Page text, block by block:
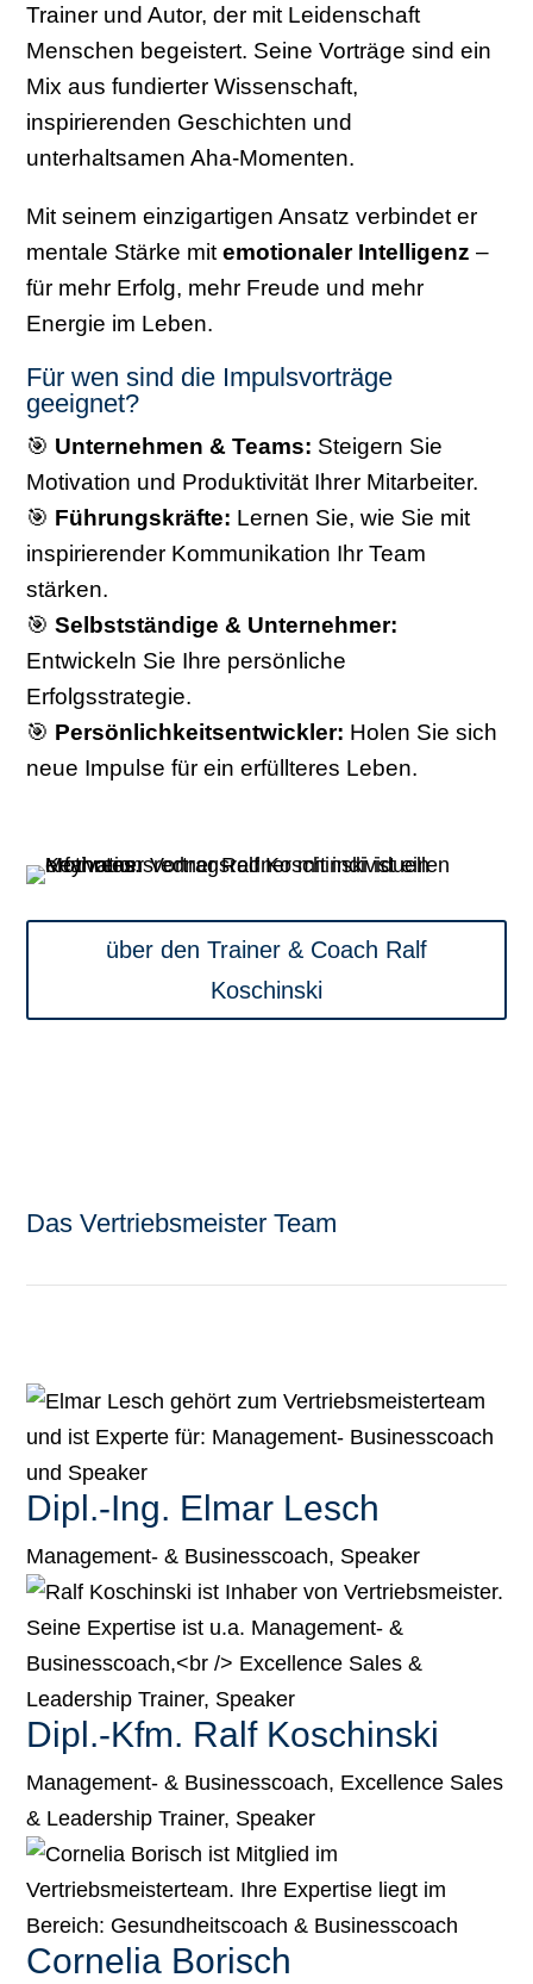
Trainer und Autor, der mit Leidenschaft
Menschen begeistert. Seine Vorträge sind ein
Mix aus fundierter Wissenschaft,
inspirierenden Geschichten und
unterhaltsamen Aha-Momenten.
Mit seinem einzigartigen Ansatz verbindet er
mentale Stärke mitemotionaler Intelligenz –
für mehr Erfolg, mehr Freude und mehr
Energie im Leben.
Für wen sind die Impulsvorträge
geeignet?
🎯 Unternehmen & Teams: Steigern Sie
Motivation und Produktivität Ihrer Mitarbeiter.
🎯 Führungskräfte: Lernen Sie, wie Sie mit
inspirierender Kommunikation Ihr Team
stärken.
🎯Selbstständige & Unternehmer:
Entwickeln Sie Ihre persönliche
Erfolgsstrategie.
🎯 Persönlichkeitsentwickler: Holen Sie sich
neue Impulse für ein erfüllteres Leben.
über den Trainer & Coach Ralf
Koschinski
Das Vertriebsmeister Team
Dipl.-Ing. Elmar Lesch
Management- & Businesscoach, Speaker
Dipl.-Kfm. Ralf Koschinski
Management- & Businesscoach, Excellence Sales
& Leadership Trainer, Speaker
Cornelia Borisch